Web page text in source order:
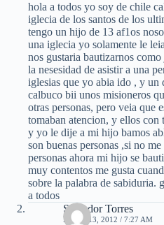
hola a todos yo soy de chile
iglecia de los santos de los
tengo un hijo de 13 af1os
una iglecia yo solamente le
nos gustaria bautizarnos
la nesesidad de asistir a una
iglesias que yo abia ido , y un
calbuco bii unos misioneros
otras personas, pero veia que
tomaban atencion, y ellos con
y yo le dije a mi hijo bamos
son buenas personas ,si no
personas ahora mi hijo se
muy contentos me gusta
sobre la palabra de sabiduria.
a todos
Salvador Torres
MAYO 13, 2012 / 7:27 AM